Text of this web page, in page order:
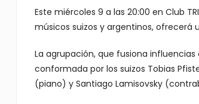
Este miércoles 9 a las 20:00 en Club
músicos suizos y argentinos,
La agrupación, que fusiona
conformada por los suizos Tobias
(piano) y Santiago Lamisovsky